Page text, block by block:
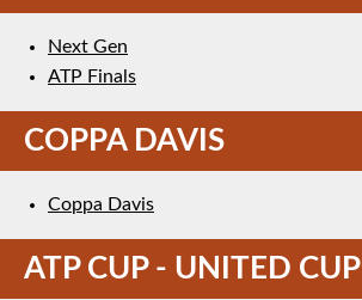
Next Gen
ATP Finals
COPPA DAVIS
Coppa Davis
ATP CUP - UNITED CUP